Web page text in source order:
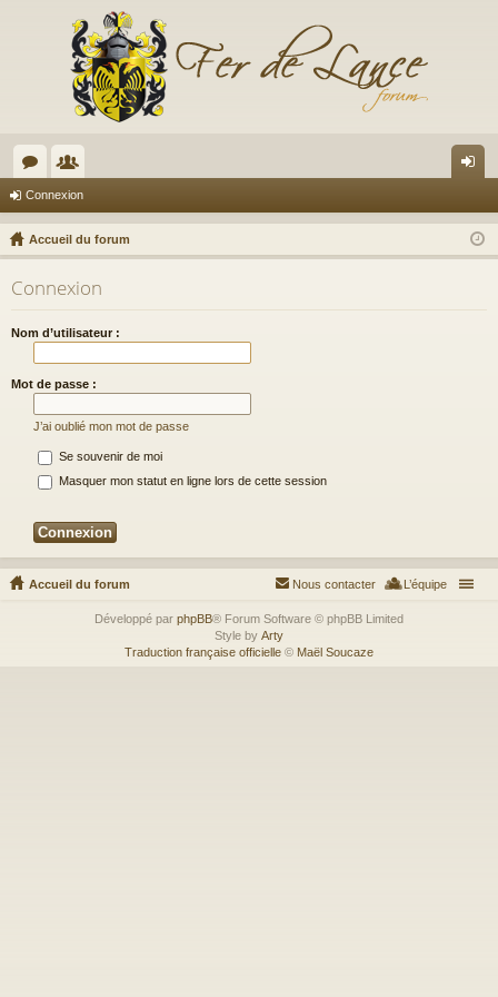
or
u
m
s
e
m
br
es
ne
xi
Connexion
Accueil du forum
Connexion
Nom d’utilisateur :
Mot de passe :
J’ai oublié mon mot de passe
Se souvenir de moi
Masquer mon statut en ligne lors de cette session
Accueil du forum L’équipe
Nous contacter
Développé par phpBB® Forum Software © phpBB Limited
Style by Arty
Traduction française officielle © Maël Soucaze